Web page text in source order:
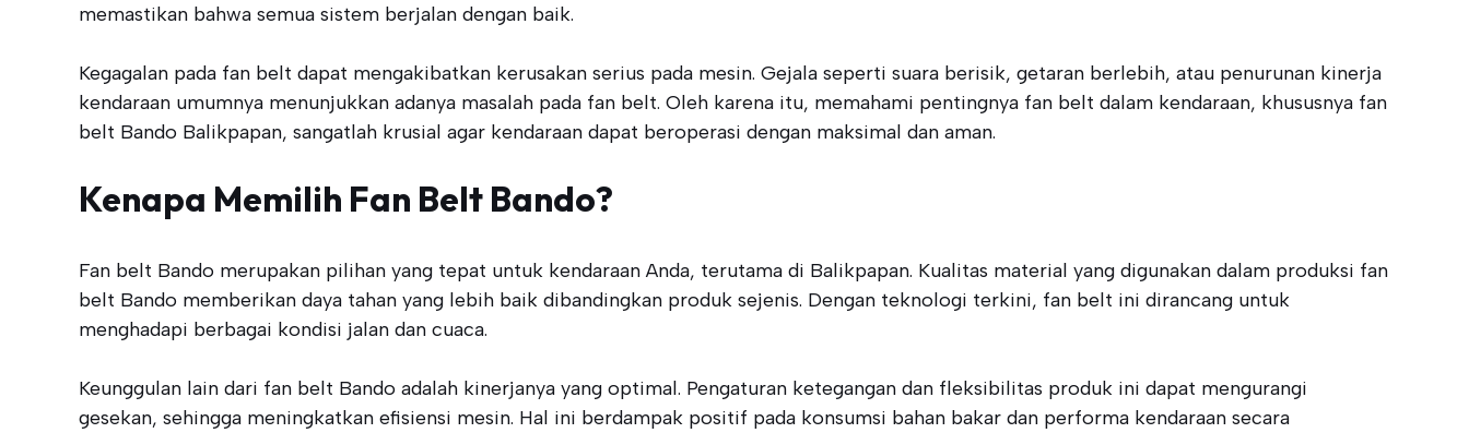
memastikan bahwa semua sistem berjalan dengan baik.
Kegagalan pada fan belt dapat mengakibatkan kerusakan serius pada mesin. Gejala seperti suara berisik, getaran berlebih, atau penurunan kinerja
kendaraan umumnya menunjukkan adanya masalah pada fan belt. Oleh karena itu, memahami pentingnya fan belt dalam kendaraan, khususnya fan
belt Bando Balikpapan, sangatlah krusial agar kendaraan dapat beroperasi dengan maksimal dan aman.
Kenapa Memilih Fan Belt Bando?
Fan belt Bando merupakan pilihan yang tepat untuk kendaraan Anda, terutama di Balikpapan. Kualitas material yang digunakan dalam produksi fan
belt Bando memberikan daya tahan yang lebih baik dibandingkan produk sejenis. Dengan teknologi terkini, fan belt ini dirancang untuk
menghadapi berbagai kondisi jalan dan cuaca.
Keunggulan lain dari fan belt Bando adalah kinerjanya yang optimal. Pengaturan ketegangan dan fleksibilitas produk ini dapat mengurangi
gesekan, sehingga meningkatkan efisiensi mesin. Hal ini berdampak positif pada konsumsi bahan bakar dan performa kendaraan secara